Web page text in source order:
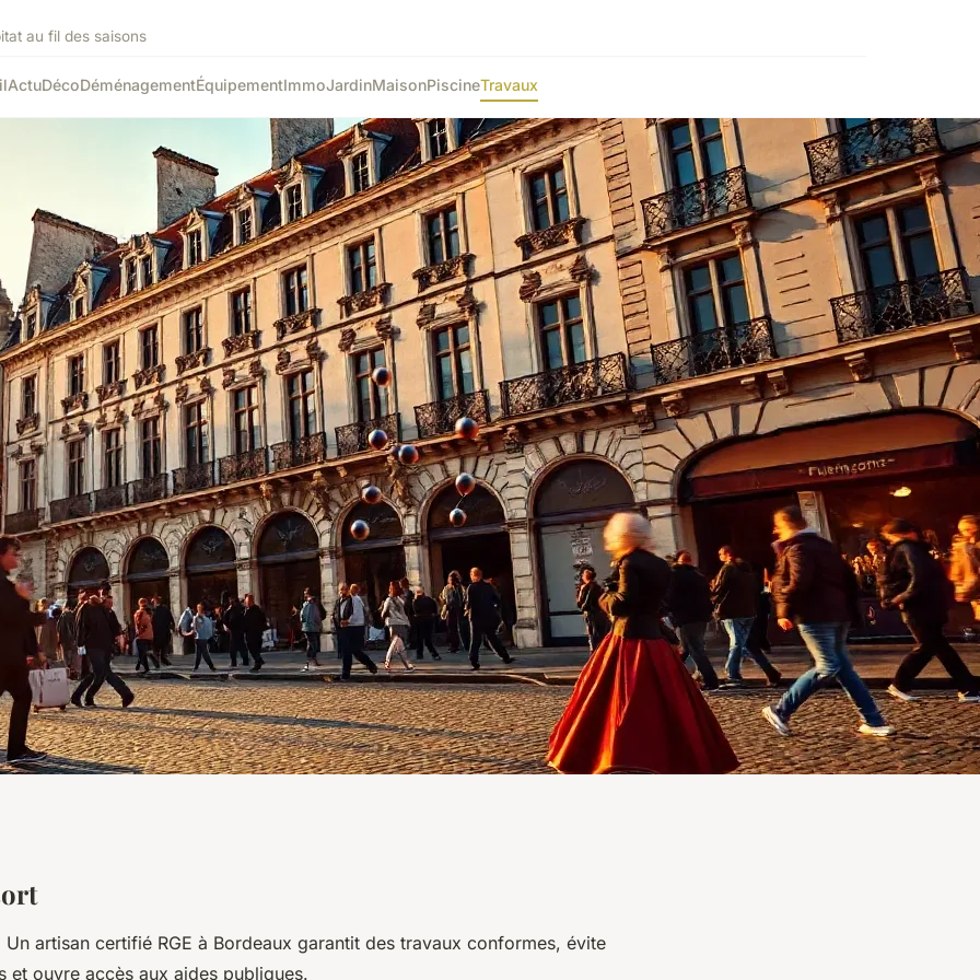
au fil des saisons
ActuDécoDéménagementÉquipementImmoJardinMaisonPiscineTravaux
RGE à
Un artisan certifié RGE à Bordeaux garantit des travaux conformes, évite
et ouvre accès aux aides publiques.